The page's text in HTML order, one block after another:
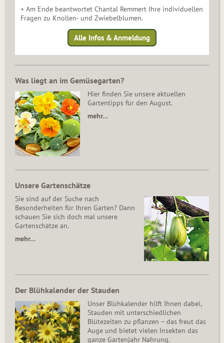
+ Am Ende beantwortet Chantal Remmert Ihre individuellen
Fragen zu Knollen- und Zwiebelblumen.
Alle Infos & Anmeldung
Was liegt an im Gemüsegarten?
Hier finden Sie unsere aktuellen
Gartentipps für den August.
mehr…
Unsere Gartenschätze
Sie sind auf der Suche nach
Besonderheiten für Ihren Garten? Dann
schauen Sie sich doch mal unsere
Gartenschätze an.
mehr…
Der Blühkalender der Stauden
Unser Blühkalender hilft Ihnen dabei,
Stauden mit unterschiedlichen
Blütezeiten zu pflanzen – das freut das
Auge und bietet vielen Insekten das
ganze Gartenjahr Nahrung.